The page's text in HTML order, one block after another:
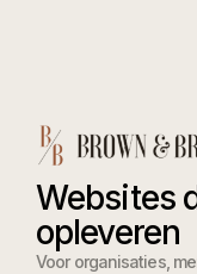
Websites
opleveren
Voor organisaties,